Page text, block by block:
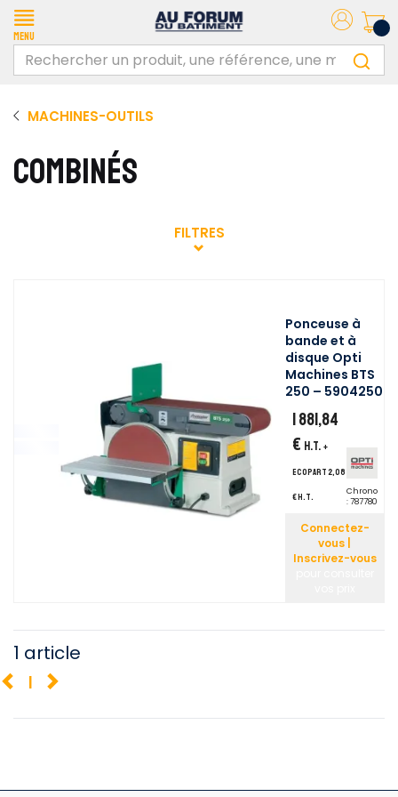
Menu
MACHINES-OUTILS
COMBINÉS
FILTRES
Ponceuse à
bande et à
disque Opti
Machines BTS
250 – 5904250
1 881,84
€ H.T. +
ecopart 2,08
€ H.T.
Chrono
: 787780
Connectez-
vous |
Inscrivez-vous
1 article
1